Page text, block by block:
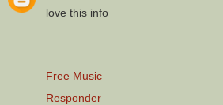
love this info
Free Music
Responder